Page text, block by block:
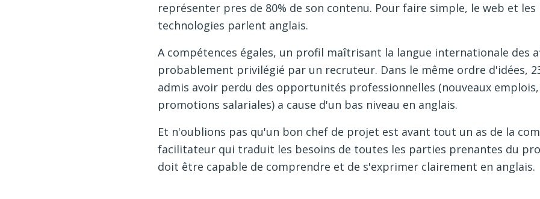
représenter pres de 80% de son contenu. Pour faire simple, le web et les
technologies parlent anglais.
A compétences égales, un profil maîtrisant la langue internationale des
probablement privilégié par un recruteur. Dans le même ordre d'idées,
admis avoir perdu des opportunités professionnelles (nouveaux
promotions salariales) a cause d'un bas niveau en anglais.
Et n'oublions pas qu'un bon chef de projet est avant tout un as de la
facilitateur qui traduit les besoins de toutes les parties prenantes du
doit être capable de comprendre et de s'exprimer clairement en anglais.